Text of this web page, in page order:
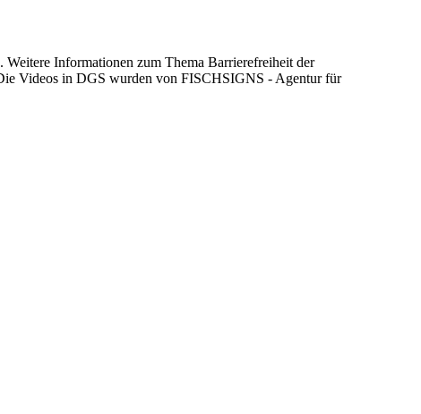
Informationen zum Thema Barrierefreiheit der
Videos in DGS wurden von FISCHSIGNS - Agentur für